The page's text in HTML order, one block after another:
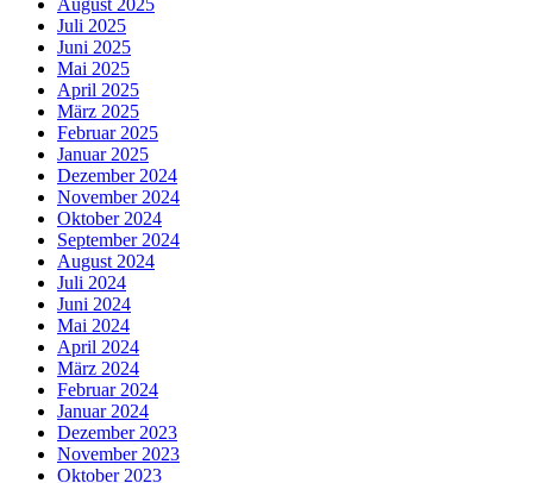
August 2025
Juli 2025
Juni 2025
Mai 2025
April 2025
März 2025
Februar 2025
Januar 2025
Dezember 2024
November 2024
Oktober 2024
September 2024
August 2024
Juli 2024
Juni 2024
Mai 2024
April 2024
März 2024
Februar 2024
Januar 2024
Dezember 2023
November 2023
Oktober 2023